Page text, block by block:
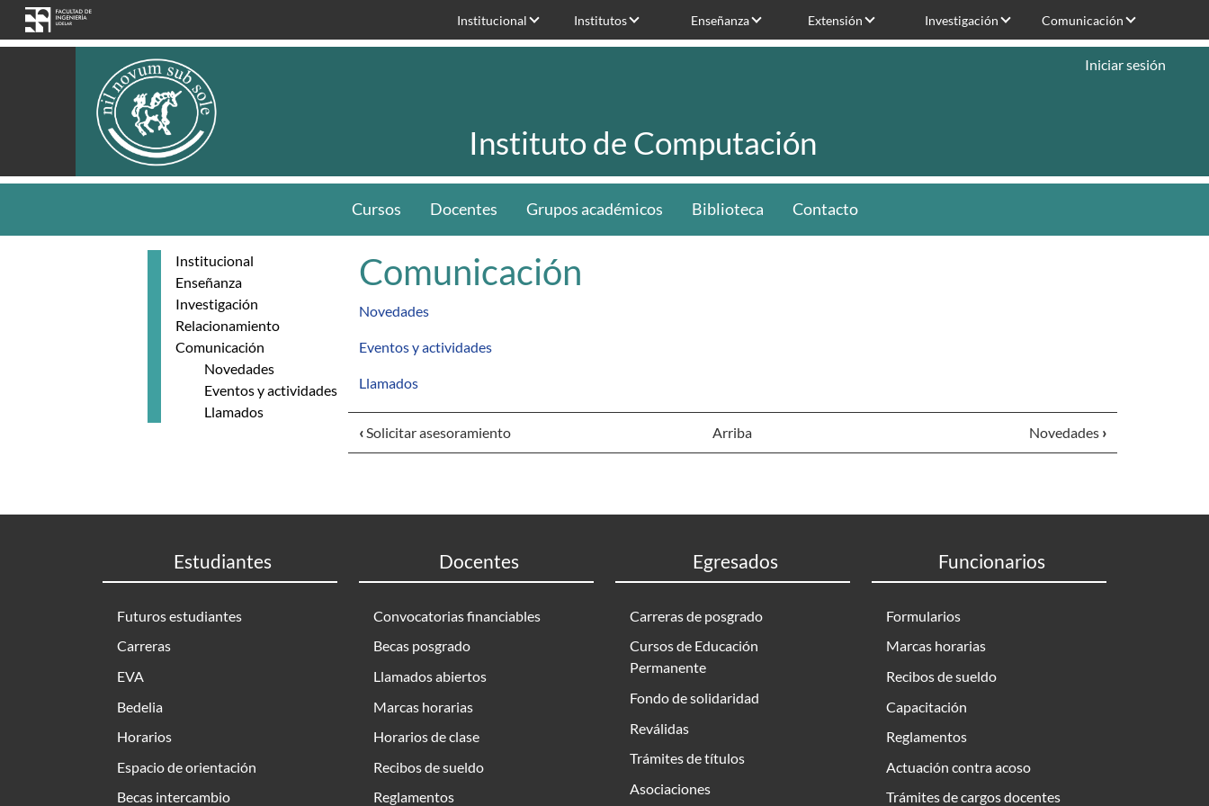
Pasar al contenido principal
Institucional Institutos Enseñanza Extensión Investigación Comunicación
Instituto de Computación
Iniciar sesión
Cursos Docentes Grupos académicos Biblioteca Contacto
Institucional
Enseñanza
Investigación
Relacionamiento
Comunicación
Novedades
Eventos y actividades
Llamados
Comunicación
Novedades
Eventos y actividades
Llamados
‹Solicitar asesoramiento Arriba Novedades ›
Estudiantes
Futuros estudiantes
Carreras
EVA
Bedelia
Horarios
Espacio de orientación
Becas intercambio
Docentes
Convocatorias financiables
Becas posgrado
Llamados abiertos
Marcas horarias
Horarios de clase
Recibos de sueldo
Reglamentos
Egresados
Carreras de posgrado
Cursos de Educación
Permanente
Fondo de solidaridad
Reválidas
Trámites de títulos
Asociaciones
Funcionarios
Formularios
Marcas horarias
Recibos de sueldo
Capacitación
Reglamentos
Actuación contra acoso
Trámites de cargos docentes